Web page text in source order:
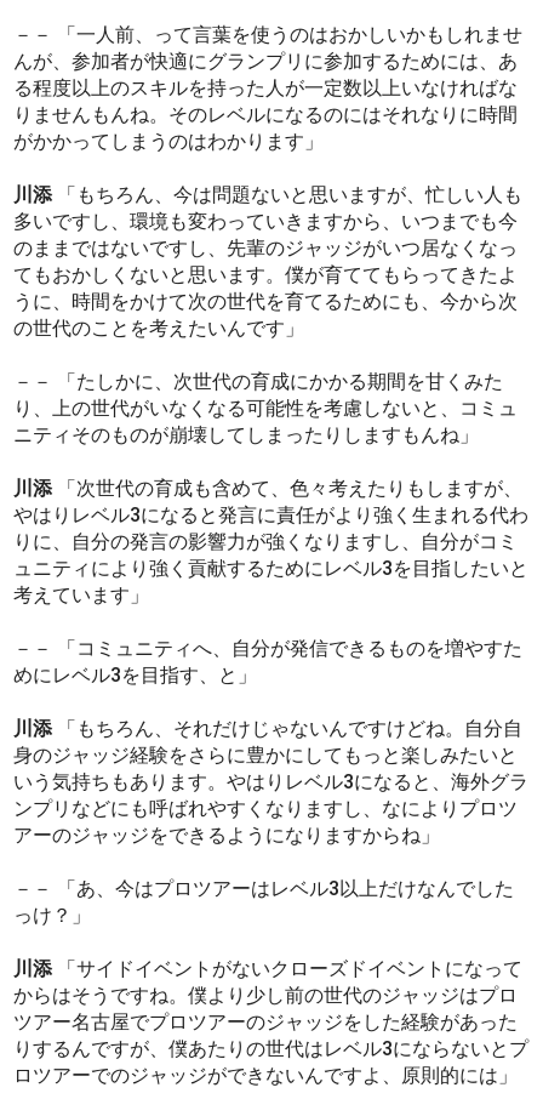
－－ 「一人前、って言葉を使うのはおかしいかもしれませ
んが、参加者が快適にグランプリに参加するためには、あ
る程度以上のスキルを持った人が一定数以上いなければな
りませんもんね。そのレベルになるのにはそれなりに時間
がかかってしまうのはわかります」
川添 「もちろん、今は問題ないと思いますが、忙しい人も
多いですし、環境も変わっていきますから、いつまでも今
のままではないですし、先輩のジャッジがいつ居なくなっ
てもおかしくないと思います。僕が育ててもらってきたよ
うに、時間をかけて次の世代を育てるためにも、今から次
の世代のことを考えたいんです」
－－ 「たしかに、次世代の育成にかかる期間を甘くみた
り、上の世代がいなくなる可能性を考慮しないと、コミュ
ニティそのものが崩壊してしまったりしますもんね」
川添 「次世代の育成も含めて、色々考えたりもしますが、
やはりレベル3になると発言に責任がより強く生まれる代わ
りに、自分の発言の影響力が強くなりますし、自分がコミ
ュニティにより強く貢献するためにレベル3を目指したいと
考えています」
－－ 「コミュニティへ、自分が発信できるものを増やすた
めにレベル3を目指す、と」
川添 「もちろん、それだけじゃないんですけどね。自分自
身のジャッジ経験をさらに豊かにしてもっと楽しみたいと
いう気持ちもあります。やはりレベル3になると、海外グラ
ンプリなどにも呼ばれやすくなりますし、なによりプロツ
アーのジャッジをできるようになりますからね」
－－ 「あ、今はプロツアーはレベル3以上だけなんでした
っけ？」
川添 「サイドイベントがないクローズドイベントになって
からはそうですね。僕より少し前の世代のジャッジはプロ
ツアー名古屋でプロツアーのジャッジをした経験があった
りするんですが、僕あたりの世代はレベル3にならないとプ
ロツアーでのジャッジができないんですよ、原則的には」